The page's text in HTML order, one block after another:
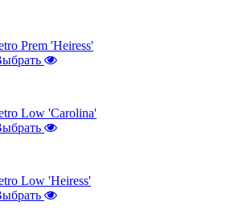
Prem 'Heiress'
Low 'Carolina'
Low 'Heiress'